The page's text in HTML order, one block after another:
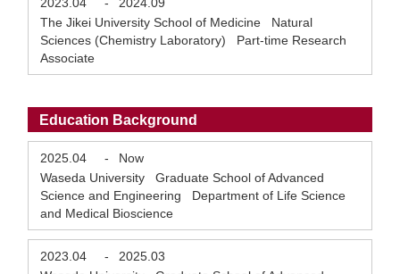
The Jikei University School of Medicine Natural
Sciences (Chemistry Laboratory) Part-time Research
Associate
Education Background
2025.04 -
Now
Waseda University Graduate School of Advanced
Science and Engineering Department of Life Science
and Medical Bioscience
2023.04 -
2025.03